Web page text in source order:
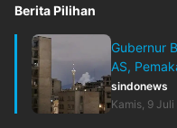
Berita Pilihan
Gubernur
AS,
sindonews
Kamis, 9